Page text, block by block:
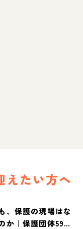
えたい方へ
、保護の現場はな
か｜保護団体59団